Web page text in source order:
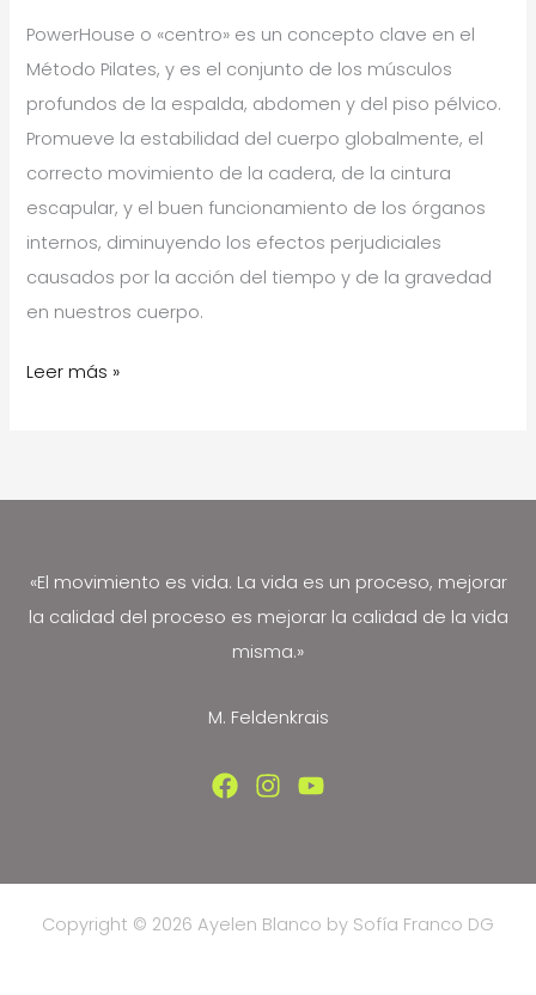
PowerHouse o «centro» es un concepto clave en el
Método Pilates, y es el conjunto de los músculos
profundos de la espalda, abdomen y del piso pélvico.
Promueve la estabilidad del cuerpo globalmente, el
correcto movimiento de la cadera, de la cintura
escapular, y el buen funcionamiento de los órganos
internos, diminuyendo los efectos perjudiciales
causados por la acción del tiempo y de la gravedad
en nuestros cuerpo.
Fortalecer
la
columna
Leer más »
«El movimiento es vida. La vida es un proceso, mejorar
la calidad del proceso es mejorar la calidad de la vida
misma.»
M. Feldenkrais
Copyright © 2026 Ayelen Blanco by Sofía Franco DG